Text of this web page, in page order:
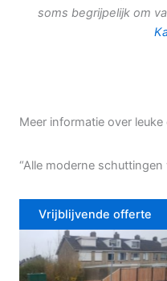
soms begrijpelijk om
Meer informatie over
“Alle moderne
Vrijblijvende offerte
Douglas schutting